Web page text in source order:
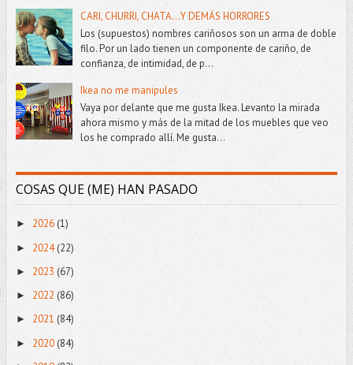
CARI, CHURRI, CHATA...Y DEMÁS HORRORES
Los (supuestos) nombres cariñosos son un arma de doble
filo. Por un lado tienen un componente de cariño, de
confianza, de intimidad, de p...
Ikea no me manipules
Vaya por delante que me gusta Ikea. Levanto la mirada
ahora mismo y más de la mitad de los muebles que veo
los he comprado allí. Me gusta...
COSAS QUE (ME) HAN PASADO
► 2026(1)
► 2024(22)
► 2023 (67)
► 2022 (86)
► 2021 (84)
► 2020(84)